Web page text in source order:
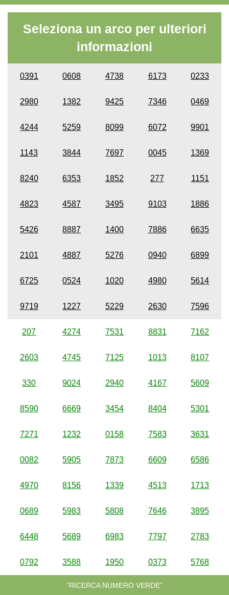
Seleziona un arco per ulteriori
informazioni
0391 0608 4738 6173 0233
2980 1382 9425 7346 0469
4244 5259 8099 6072 9901
1143 3844 7697 0045 1369
8240 6353 1852 277 1151
4823 4587 3495 9103 1886
5426 8887 1400 7886 6635
2101 4887 5276 0940 6899
6725 0524 1020 4980 5614
9719 1227 5229 2630 7596
207 4274 7531 8831 7162
2603 4745 7125 1013 8107
330 9024 2940 4167 5609
8590 6669 3454 8404 5301
7271 1232 0158 7583 3631
0082 5905 7873 6609 6586
4970 8156 1339 4513 1713
0689 5983 5808 7646 3895
6448 5689 6983 7797 2783
0792 3588 1950 0373 5768
“RICERCA NUMERO VERDE”